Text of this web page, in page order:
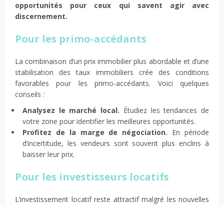
opportunités pour ceux qui savent agir avec
discernement.
Pour les primo-accédants
La combinaison d’un prix immobilier plus abordable et d’une
stabilisation des taux immobiliers crée des conditions
favorables pour les primo-accédants. Voici quelques
conseils :
Analysez le marché local. Étudiez les tendances de
votre zone pour identifier les meilleures opportunités.
Profitez de la marge de négociation. En période
d’incertitude, les vendeurs sont souvent plus enclins à
baisser leur prix.
Pour les investisseurs locatifs
L’investissement locatif reste attractif malgré les nouvelles